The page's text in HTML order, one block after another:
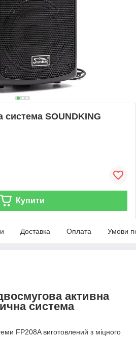
система SOUNDKING
Купити
Доставка Оплата Умови
активна
система
FP208A виготовлений з міцного